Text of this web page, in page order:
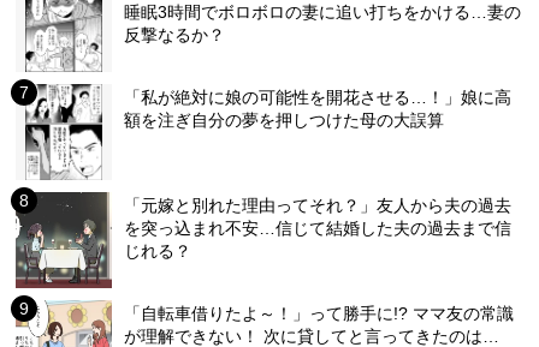
睡眠3時間でボロボロの妻に追い打ちをかける…妻の
反撃なるか？
「私が絶対に娘の可能性を開花させる…！」娘に高
額を注ぎ自分の夢を押しつけた母の大誤算
「元嫁と別れた理由ってそれ？」友人から夫の過去
を突っ込まれ不安…信じて結婚した夫の過去まで信
じれる？
「自転車借りたよ～！」って勝手に!? ママ友の常識
が理解できない！ 次に貸してと言ってきたのは…